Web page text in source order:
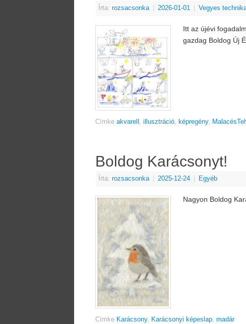
Írta: rozsacsonka 2026-01-01 Vegyes
Itt az újévi
gazdag Boldog Új
Címke akvarell , illusztráció, képregény,
Boldog Karácsonyt!
Írta: rozsacsonka 2025-12-24 Egyéb
Nagyon Boldog
Címke Karácsony, Karácsonyi képeslap madár